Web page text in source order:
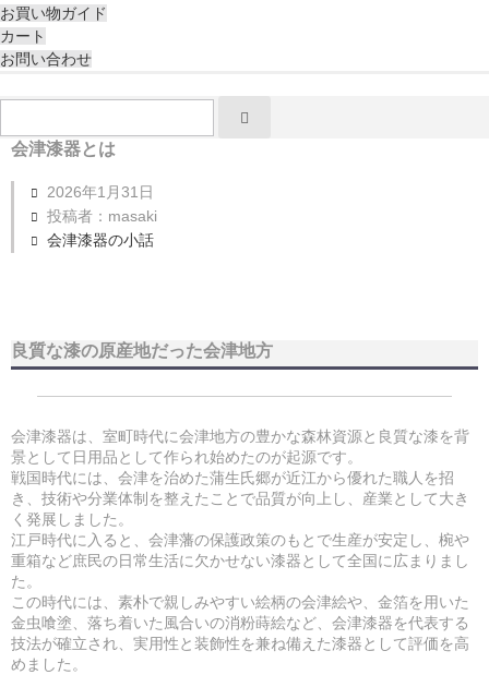
お買い物ガイド
カート
お問い合わせ
会津漆器とは
2026年1月31日
投稿者：masaki
会津漆器の小話
良質な漆の原産地だった会津地方
会津漆器は、室町時代に会津地方の豊かな森林資源と良質な漆を背
景として日用品として作られ始めたのが起源です。
戦国時代には、会津を治めた蒲生氏郷が近江から優れた職人を招
き、技術や分業体制を整えたことで品質が向上し、産業として大き
く発展しました。
江戸時代に入ると、会津藩の保護政策のもとで生産が安定し、椀や
重箱など庶民の日常生活に欠かせない漆器として全国に広まりまし
た。
この時代には、素朴で親しみやすい絵柄の会津絵や、金箔を用いた
金虫喰塗、落ち着いた風合いの消粉蒔絵など、会津漆器を代表する
技法が確立され、実用性と装飾性を兼ね備えた漆器として評価を高
めました。